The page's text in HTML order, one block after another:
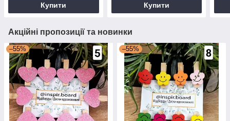
Купити Купити
Акційні пропозиції та новинки
–55% –55%